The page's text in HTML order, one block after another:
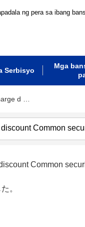
ng pera sa ibang
Serbisyo
Mga
d …
Common
。